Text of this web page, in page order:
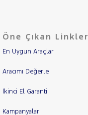
Öne Çıkan Linkler
En Uygun Araçlar
Aracımı Değerle
İkinci El Garanti
Kampanyalar